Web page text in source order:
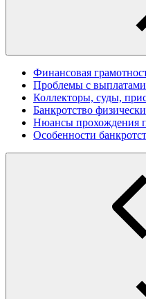
Финансовая
Проблемы с выплатами
Коллекторы, суды,
Банкротство
Нюансы прохождения
Особенности